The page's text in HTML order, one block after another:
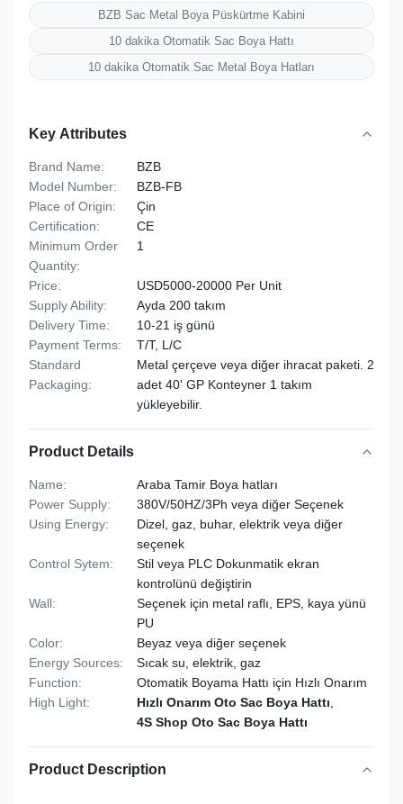
BZB Sac Metal Boya Püskürtme Kabini
10 dakika Otomatik Sac Boya Hattı
10 dakika Otomatik Sac Metal Boya Hatları
Key Attributes
Brand Name:
BZB
Model Number:
BZB-FB
Place of Origin:
Çin
Certification:
CE
Minimum Order
Quantity:
1
Price:
USD5000-20000 Per Unit
Supply Ability:
Ayda 200 takım
Delivery Time:
10-21 iş günü
Payment Terms:
T/T, L/C
Standard
Packaging:
Metal çerçeve veya diğer ihracat paketi. 2
adet 40' GP Konteyner 1 takım
yükleyebilir.
Product Details
Name:
Araba Tamir Boya hatları
Power Supply:
380V/50HZ/3Ph veya diğer Seçenek
Using Energy:
Dizel, gaz, buhar, elektrik veya diğer
seçenek
Control Sytem:
Stil veya PLC Dokunmatik ekran
kontrolünü değiştirin
Wall:
Seçenek için metal raflı, EPS, kaya yünü
PU
Color:
Beyaz veya diğer seçenek
Energy Sources:
Sıcak su, elektrik, gaz
Function:
Otomatik Boyama Hattı için Hızlı Onarım
High Light:
Hızlı Onarım Oto Sac Boya Hattı
4S Shop Oto Sac Boya Hattı
Product Description